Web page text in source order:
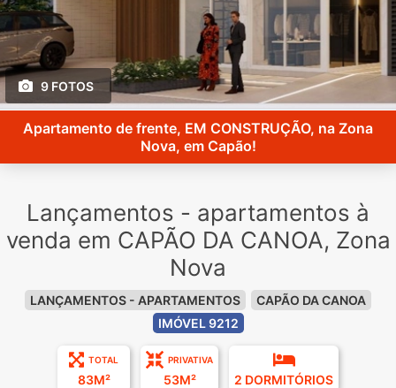
9 FOTOS
Apartamento de frente, EM CONSTRUÇÃO, na Zona
Nova, em Capão!
Lançamentos - apartamentos à
venda em CAPÃO DA CANOA, Zona
Nova
LANÇAMENTOS - APARTAMENTOS
CAPÃO DA CANOA
IMÓVEL 9212
TOTAL
83M²
PRIVATIVA
53M² 2 DORMITÓRIOS